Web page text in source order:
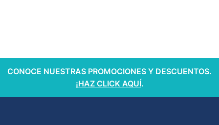
CONOCE NUESTRAS PROMOCIONES Y DESCUENTOS.
¡HAZ CLICK AQUÍ.